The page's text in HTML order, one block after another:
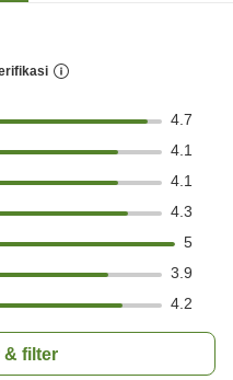
4.7
4.1
4.1
4.3
5
3.9
4.2
& filter